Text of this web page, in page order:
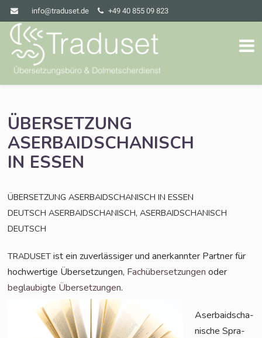
info@traduset.de +49 40 855 09 823
ÜBERSETZUNG
ASERBAIDSCHANISCH
IN ESSEN
ÜBERSETZUNG ASERBAIDSCHANISCH IN ESSEN
DEUTSCH ASERBAIDSCHANISCH,ASERBAIDSCHANISCH
DEUTSCH
TRADUSET ist ein zuver­läs­si­ger und aner­kann­ter Part­ner für
hoch­wer­ti­ge Über­set­zun­gen, Fach­über­set­zun­gen oder
beglau­big­te Über­set­zun­gen.
Aser­bai­dscha­
ni­sche Spra­